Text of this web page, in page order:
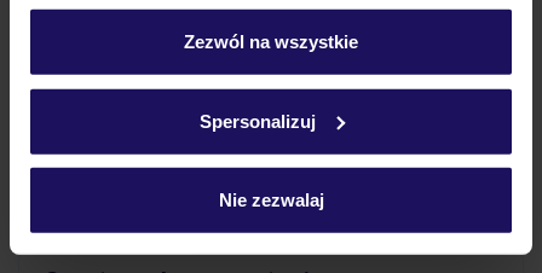
personalizować swój wybór wchodząc w zakładkę
Szczegółowe informacje o plikach cookie znajdziesz
Zezwól na wszystkie
Spersonalizuj
Nie zezwalaj
Atrakcje
Ważne informacje